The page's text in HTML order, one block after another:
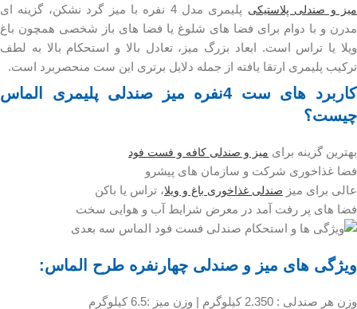
میز و صندلی پلاستیکی
پلیمری مدل 4 نفره با میز گرد نشکن، گزینه ای
مدرن و با دوام برای فضا های شلوغ یا فضا های باز شخصی همچون باغ
ویلا یا تراس است. ابعاد بزرگ میز، تعادل بالا و استحکام بالا به لطف
ترکیب پلیمری ارتقا یافته از جمله دلایل برتری این ست منحصربرد است.
کاربرد های ست 4نفره میز صندلی پلیمری الماس
چیست؟
بهترین گزینه برای میز و صندلی کافه و فست فود
فضا غذاخوری شرکت و سازمان های پیشرو
عالی برای میز صندلی غذاخوری باغ و ویلا، تراس یا باکن
فضا های پر رفت آمد در معرض شرایط آب و هوایی سخت
ویژگی های میز و صندلی چهارنفره طرح الماس:
وزن هر صندلی : 2.350 کیلوگرم | وزن میز :6.5 کیلوگرم